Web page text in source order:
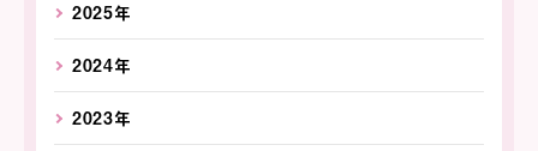
2025年
2024年
2023年